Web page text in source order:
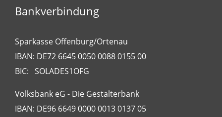
Bankverbindung
Sparkasse Offenburg/Ortenau
IBAN: DE72 6645 0050 0088 0155 00
BIC: SOLADES1OFG
Volksbank eG - Die Gestalterbank
IBAN: DE96 6649 0000 0013 0137 05